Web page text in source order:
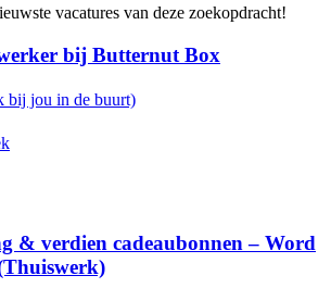
vacatures van deze zoekopdracht!
bij Butternut Box
bij jou in de buurt)
& verdien cadeaubonnen – Word